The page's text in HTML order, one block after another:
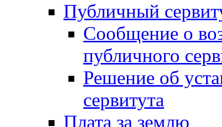
Публичный
Сообщение о
публичного
Решение об
сервитута
Плата за землю